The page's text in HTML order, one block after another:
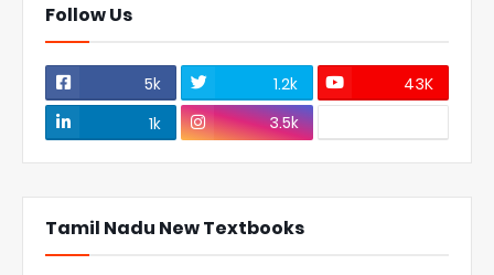
Follow Us
5k 1.2k
43K
1k
3.5k
Tamil Nadu New Textbooks